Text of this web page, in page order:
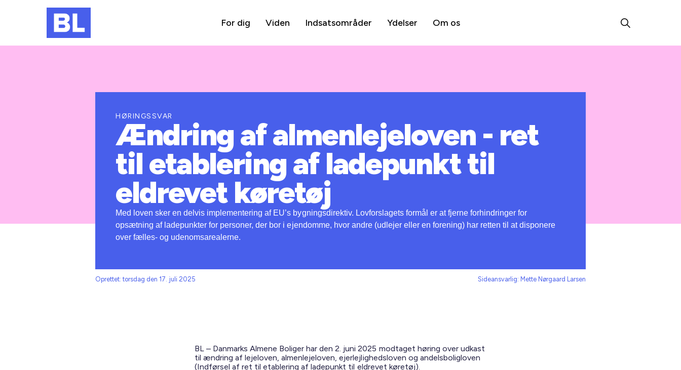
For dig Viden Indsatsområder Ydelser Om os
HØRINGSSVAR
Ændring af almenlejeloven - ret
til etablering af ladepunkt til
eldrevet køretøj
Med loven sker en delvis implementering af EU’s bygningsdirektiv. Lovforslagets formål er at fjerne forhindringer for
opsætning af ladepunkter for personer, der bor i ejendomme, hvor andre (udlejer eller en forening) har retten til at disponere
over fælles- og udenomsarealerne.
Oprettet: torsdag den 17. juli 2025 Sideansvarlig: Mette Nørgaard Larsen
BL – Danmarks Almene Boliger har den 2. juni 2025 modtaget høring over udkast
til ændring af lejeloven, almenlejeloven, ejerlejlighedsloven og andelsboligloven
(Indførsel af ret til etablering af ladepunkt til eldrevet køretøj).